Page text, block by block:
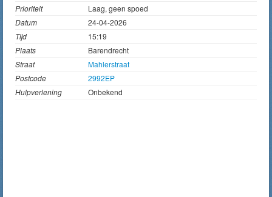
Prioriteit
Laag, geen spoed
Datum
24-04-2026
Tijd
15:19
Plaats
Barendrecht
Straat
Mahlerstraat
Postcode
2992EP
Hulpverlening
Onbekend